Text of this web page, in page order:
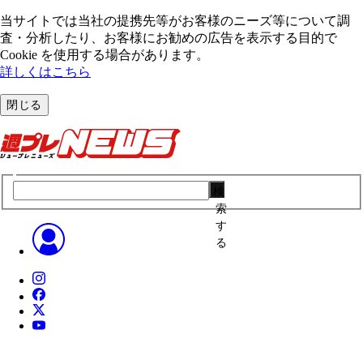
当サイトでは当社の提携先等がお客様のニーズ等について調
査・分析したり、お客様にお勧めの広告を表⽰する⽬的で
Cookie を使⽤する場合があります。
詳しくはこちら
閉じる
索
す
る